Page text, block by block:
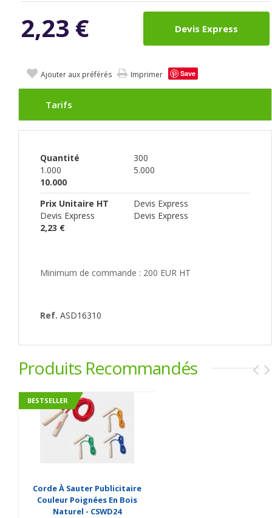
2,23 € Devis Express
Ajouter aux préférés Imprimer Save
Tarifs
Quantité
300
1.000
5.000
10.000
Prix Unitaire HT
Devis Express
Devis Express
Devis Express
2,23 €
Minimum de commande : 200 EUR HT
Ref. ASD16310
Produits Recommandés
BESTSELLER
Corde À Sauter Publicitaire
Couleur Poignées En Bois
Naturel - CSWD24